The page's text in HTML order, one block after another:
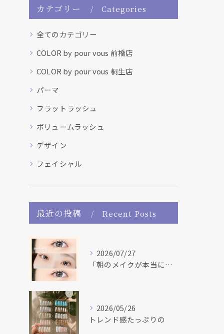
カテゴリー Categories
全てのカテゴリー
COLOR by pour vous 前橋店
COLOR by pour vous 桐生店
パーマ
フラットラッシュ
ボリュームラッシュ
デザイン
フェイシャル
最近の投稿 Recent Posts
2026/07/27
「朝のメイクが本当に楽になった！」 「マスカラだけで盛れる♡...
2026/05/26
トレンド感たっぷりの